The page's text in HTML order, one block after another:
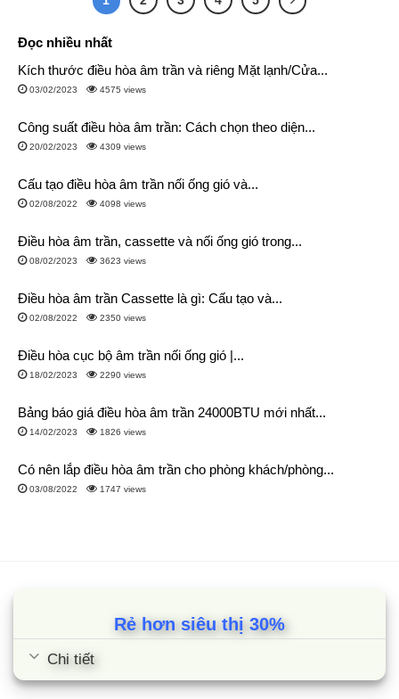
Đọc nhiều nhất
Kích thước điều hòa âm trần và riêng Mặt lạnh/Cửa...
03/02/2023 4575 views
Công suất điều hòa âm trần: Cách chọn theo diện...
20/02/2023 4309 views
Cấu tạo điều hòa âm trần nối ống gió và...
02/08/2022 4098 views
Điều hòa âm trần, cassette và nối ống gió trong...
08/02/2023 3623 views
Điều hòa âm trần Cassette là gì: Cấu tạo và...
02/08/2022 2350 views
Điều hòa cục bộ âm trần nối ống gió |...
18/02/2023 2290 views
Bảng báo giá điều hòa âm trần 24000BTU mới nhất...
14/02/2023 1826 views
Có nên lắp điều hòa âm trần cho phòng khách/phòng...
03/08/2022 1747 views
Rẻ hơn siêu thị 30%
Chi tiết